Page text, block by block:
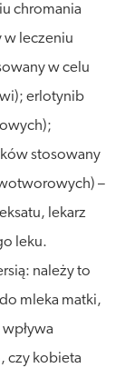
chromania
w leczeniu
w celu
erlotynib
stosowany
–
lekarz
leku.
należy to
mleka matki,
czy kobieta